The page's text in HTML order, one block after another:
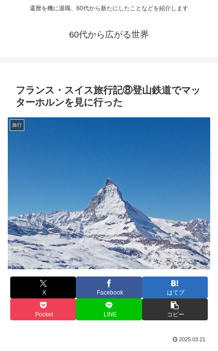
還暦を機に退職、60代から新たにしたことなどを紹介します
60代から広がる世界
フランス・スイス旅行記⑧登山鉄道でマッ
ターホルンを見に行った
旅行
X Facebook はてブ
Pocket LINE コピー
2025.03.21